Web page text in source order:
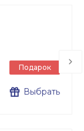
Подарок
Выбрать